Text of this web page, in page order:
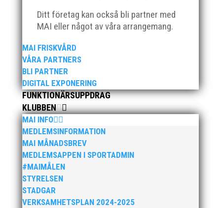
Ditt företag kan också bli partner med
MAI eller något av våra arrangemang.
MAI FRISKVÅRD
VÅRA PARTNERS
BLI PARTNER
DIGITAL EXPONERING
FUNKTIONÄRSUPPDRAG
KLUBBEN
MAI INFO
MEDLEMSINFORMATION
MAI MÅNADSBREV
MEDLEMSAPPEN I SPORTADMIN
#MAIMÅLEN
STYRELSEN
STADGAR
VERKSAMHETSPLAN 2024-2025